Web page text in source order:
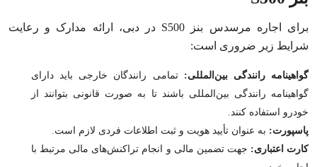
برای اجاره مرسدس بنز S500 در دبی، ارائه مدارک و رعایت
شرایط زیر ضروری است:
گواهینامه رانندگی بین‌المللی: تمامی رانندگان خارجی باید دارای
گواهینامه رانندگی بین‌المللی باشند تا به صورت قانونی بتوانند از
خودرو استفاده کنند.
پاسپورت: به عنوان تأیید هویت و ثبت اطلاعات فردی لازم است.
کارت اعتباری: جهت تضمین مالی و انجام تراکنش‌های مالی مرتبط با